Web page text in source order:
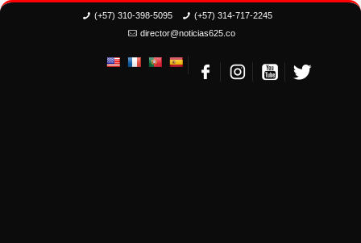
(+57) 310-398-5095
(+57) 314-717-2245
director@noticias625.co